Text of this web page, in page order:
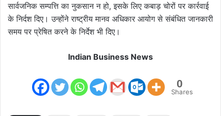
सार्वजनिक सम्पत्ति का नुकसान न हो, इसके लिए कबाड़ चोरों पर कार्रवाई
के निर्दश दिए। उन्होंने राष्ट्रीय मानव अधिकार आयोग से संबंधित जानकारी
समय पर प्रेषित करने के निर्देश भी दिए।
Indian Business News
0
Shares